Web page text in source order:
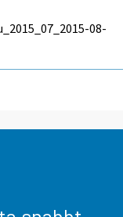
08-